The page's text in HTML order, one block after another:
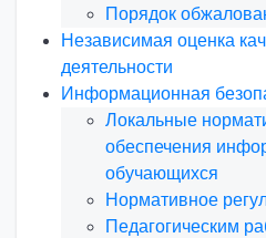
Порядок
Независимая оценка
деятельности
Информационная
Локальные
обеспечения
обучающихся
Нормативное
Педагогическим